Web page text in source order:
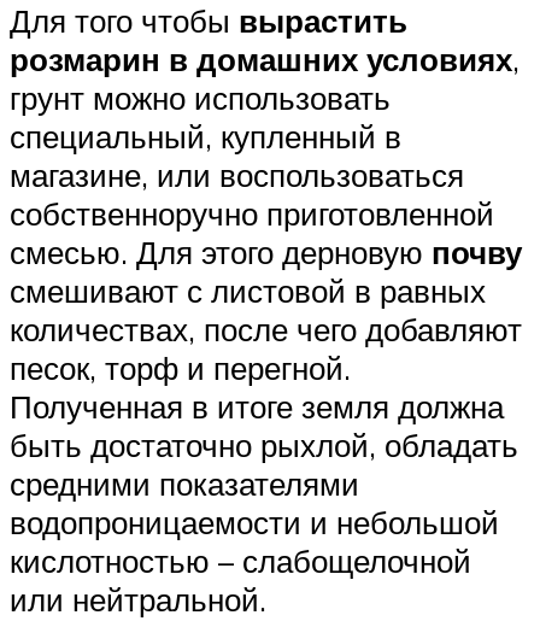
Для того чтобы вырастить
розмарин в домашних условиях,
грунт можно использовать
специальный, купленный в
магазине, или воспользоваться
собственноручно приготовленной
смесью. Для этого дерновую почву
смешивают с листовой в равных
количествах, после чего добавляют
песок, торф и перегной.
Полученная в итоге земля должна
быть достаточно рыхлой, обладать
средними показателями
водопроницаемости и небольшой
кислотностью – слабощелочной
или нейтральной.